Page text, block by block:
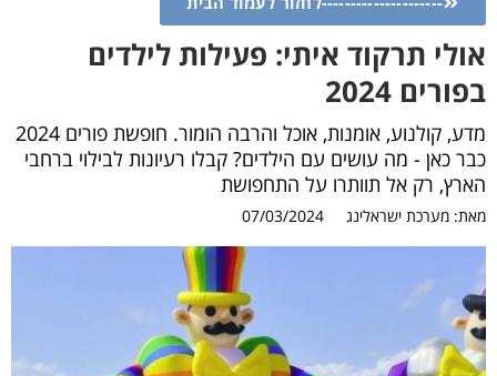
אולי תרקוד איתי: פעילות לילדים
בפורים 2024
מדע, קולנוע, אומנות, אוכל והרבה הומור. חופשת פורים 2024
כבר כאן - מה עושים עם הילדים? קבלו רעיונות לבילוי ברחבי
הארץ, רק אל תוותרו על התחפושת
מאת: מערכת ישראלינג 07/03/2024